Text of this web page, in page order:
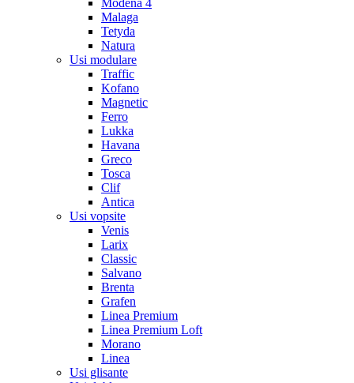
Modena 4
Malaga
Tetyda
Natura
Usi modulare
Traffic
Kofano
Magnetic
Ferro
Lukka
Havana
Greco
Tosca
Clif
Antica
Usi vopsite
Venis
Larix
Classic
Salvano
Brenta
Grafen
Linea Premium
Linea Premium Loft
Morano
Linea
Usi glisante